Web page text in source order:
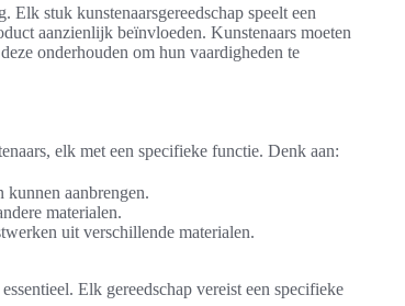
stuk kunstenaarsgereedschap speelt een
aanzienlijk beïnvloeden. Kunstenaars moeten
onderhouden om hun vaardigheden te
elk met een specifieke functie. Denk aan:
kunnen aanbrengen.
materialen.
uit verschillende materialen.
Elk gereedschap vereist een specifieke